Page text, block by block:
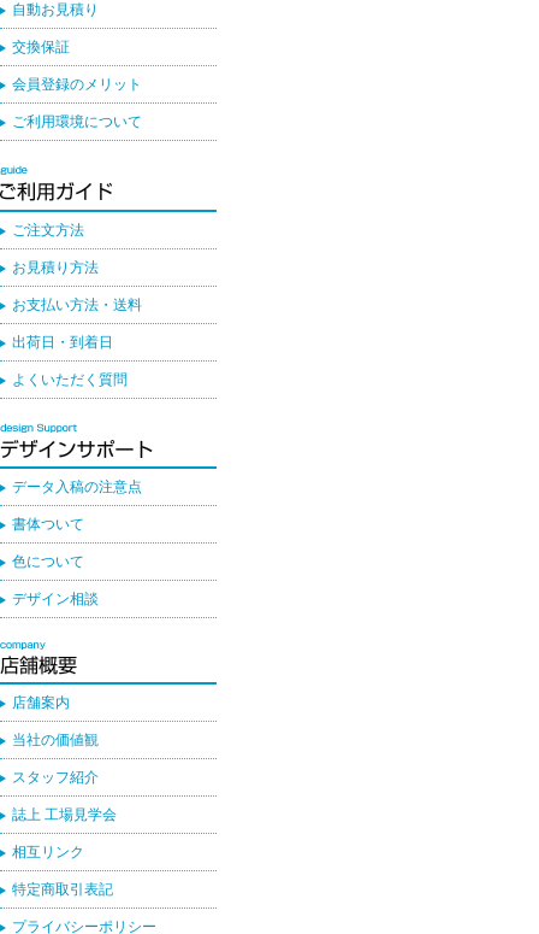
自動お見積り
交換保証
会員登録のメリット
ご利用環境について
ご注文方法
お見積り方法
お支払い方法・送料
出荷日・到着日
よくいただく質問
データ入稿の注意点
書体ついて
色について
デザイン相談
店舗案内
当社の価値観
スタッフ紹介
誌上 工場見学会
相互リンク
特定商取引表記
プライバシーポリシー